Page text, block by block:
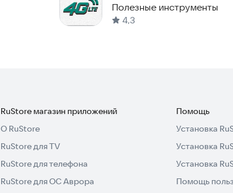
Полезные инструменты
4,3
RuStore магазин приложений
О RuStore
RuStore для TV
RuStore для телефона
RuStore для ОС Аврора
Помощь
Установка
Установка
Установка
Помощь